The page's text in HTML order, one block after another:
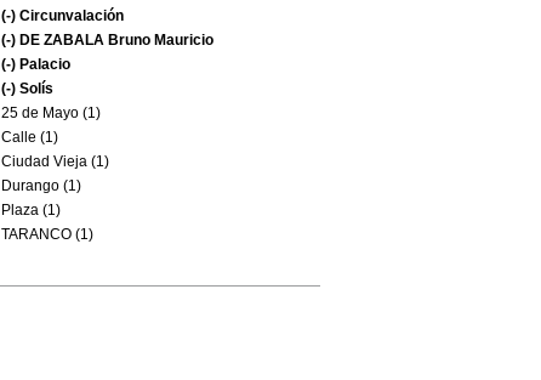
(-) Circunvalación
(-) DE ZABALA Bruno Mauricio
(-) Palacio
(-) Solís
25 de Mayo (1)
Calle (1)
Ciudad Vieja (1)
Durango (1)
Plaza (1)
TARANCO (1)